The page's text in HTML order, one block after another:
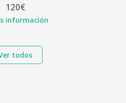
120€
información
todos